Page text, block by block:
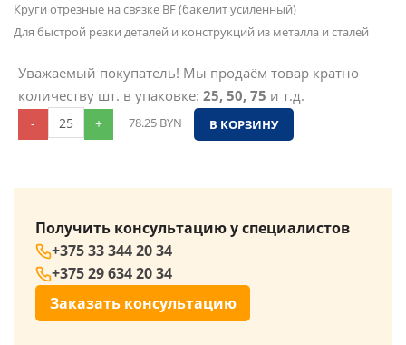
Круги отрезные на связке BF (бакелит усиленный)
Для быстрой резки деталей и конструкций из металла и сталей
Уважаемый покупатель! Мы продаём товар кратно
количеству шт. в упаковке: 25, 50, 75 и т.д.
- + 78.25 BYN В КОРЗИНУ
Получить консультацию у специалистов
+375 33 344 20 34
+375 29 634 20 34
Заказать консультацию